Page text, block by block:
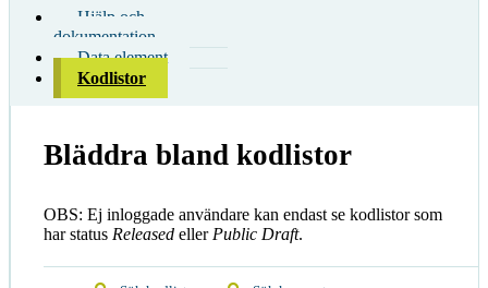
Hjälp och
dokumentation
Data element
Kodlistor
Bläddra bland kodlistor
OBS: Ej inloggade användare kan endast se kodlistor som
har status Released eller Public Draft.